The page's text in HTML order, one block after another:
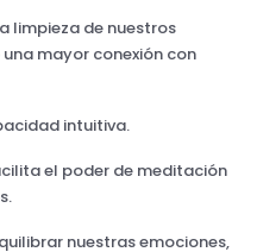
limpieza de nuestros
mayor conexión con
intuitiva.
el poder de meditación
nuestras emociones,